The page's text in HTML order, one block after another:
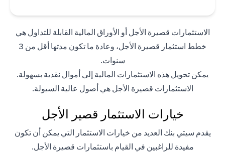
الاستثمارات قصيرة الأجل أو الأوراق المالية القابلة للتداول هي
خطط استثمار قصيرة الأجل، وعادة ما تكون مدتها أقل من 3
سنوات.
يمكن تحويل هذه الاستثمارات المالية إلى أموال نقدية بسهولة.
الاستثمارات قصيرة الأجل هي أصول عالية السيولة.
خيارات الاستثمار قصير الأجل
يقدم سيتي بنك العديد من خيارات الاستثمار التي يمكن أن تكون
مفيدة للراغبين في القيام باستثمارات قصيرة الأجل.